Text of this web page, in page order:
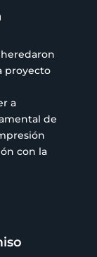
proyecto
a
de
con la